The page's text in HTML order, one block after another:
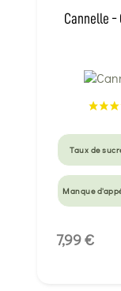
Cannelle -
Taux de
Manque
7,99 €